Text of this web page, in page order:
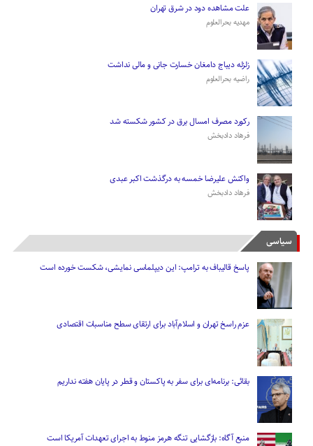
علت مشاهده دود در شرق تهران
مهدیه بحرالعلوم
زلزله دیباج دامغان خسارت جانی و مالی نداشت
راضیه بحرالعلوم
رکورد مصرف امسال برق در کشور شکسته شد
فرهاد دادبخش
واکنش علیرضا خمسه به درگذشت اکبر عبدی
فرهاد دادبخش
سیاسی
پاسخ قالیباف به ترامپ: این دیپلماسی نمایشی، شکست خورده است
عزم راسخ تهران و اسلام‌آباد برای ارتقای سطح مناسبات اقتصادی
بقائی: برنامه‌ای برای سفر به پاکستان و قطر در پایان هفته نداریم
منبع آگاه: بازگشایی تنگه هرمز منوط به اجرای تعهدات آمریکا است